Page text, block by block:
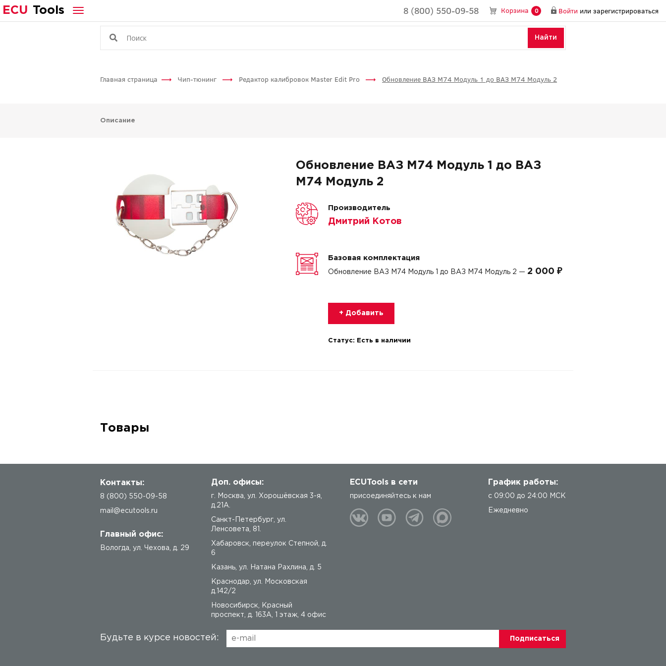
ECU Tools 8 (800) 550-09-58 Корзина 0 Войти или зарегистрироваться
Найти
Главная страница Чип-тюнинг Редактор калибровок Master Edit Pro Обновление ВАЗ М74 Модуль 1 до ВАЗ М74 Модуль 2
Описание
Обновление ВАЗ М74 Модуль 1 до ВАЗ
М74 Модуль 2
Производитель
Дмитрий Котов
Базовая комплектация
Обновление ВАЗ М74 Модуль 1 до ВАЗ М74 Модуль 2 — 2 000 ₽
+ Добавить
Статус: Есть в наличии
Товары
Контакты:
8 (800) 550-09-58
mail@ecutools.ru
Главный офис:
Вологда ул. Чехова, д. 29
Доп. офисы:
г. Москва, ул. Хорошёвская 3-я,
д.21А.
Санкт-Петербург, ул.
Ленсовета, 81.
Хабаровск, переулок Степной, д.
6
Казань, ул. Натана Рахлина, д. 5
Краснодар, ул. Московская
д.142/2
Новосибирск, Красный
проспект, д. 163А, 1 этаж, 4 офис
ECUTools в сети
присоединяйтесь к нам
График работы:
с 09:00 до 24:00 МСК
Ежедневно
Будьте в курсе новостей: